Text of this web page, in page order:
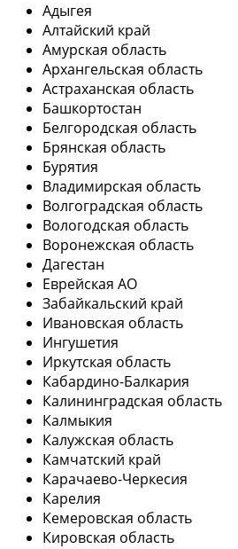
Адыгея
Алтайский край
Амурская область
Архангельская область
Астраханская область
Башкортостан
Белгородская область
Брянская область
Бурятия
Владимирская область
Волгоградская область
Вологодская область
Воронежская область
Дагестан
Еврейская АО
Забайкальский край
Ивановская область
Ингушетия
Иркутская область
Кабардино-Балкария
Калининградская область
Калмыкия
Калужская область
Камчатский край
Карачаево-Черкесия
Карелия
Кемеровская область
Кировская область